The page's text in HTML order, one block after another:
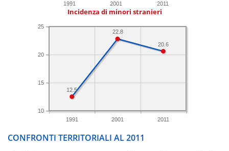
1991 2001 2011
Incidenza di minori stranieri
1991 2001 2011
10
15
20
25
20.6
22.8
12.5
CONFRONTI TERRITORIALI AL 2011